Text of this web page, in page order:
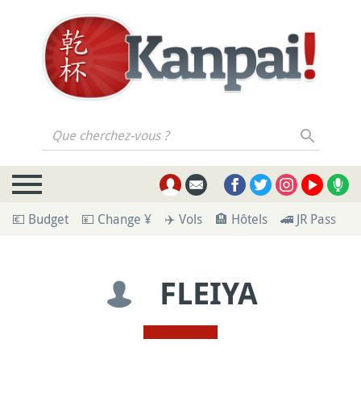
Que cherchez-vous ?
💶 Budget 💴 Change ¥ ✈️ Vols 🏨 Hôtels 🚄 JR Pass
FLEIYA